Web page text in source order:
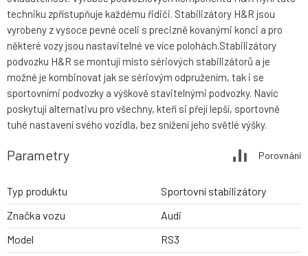
techniku zpřístupňuje každému řidiči. Stabilizátory H&R jsou
vyrobeny z vysoce pevné oceli s precizně kovanými konci a pro
některé vozy jsou nastavitelné ve více polohách.Stabilizátory
podvozku H&R se montují místo sériových stabilizátorů a je
možné je kombinovat jak se sériovým odpružením, tak i se
sportovními podvozky a výškově stavitelnými podvozky. Navíc
poskytují alternativu pro všechny, kteří si přejí lepší, sportovně
tuhé nastavení svého vozidla, bez snížení jeho světlé výšky.
Parametry Porovnání
Typ produktu
Sportovní stabilizátory
Značka vozu
Audi
Model
RS3